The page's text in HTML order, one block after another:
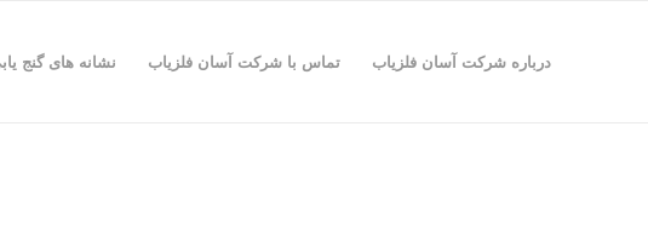
درباره شرکت آسان فلزیاب تماس با شرکت آسان فلزیاب نشانه های گنج